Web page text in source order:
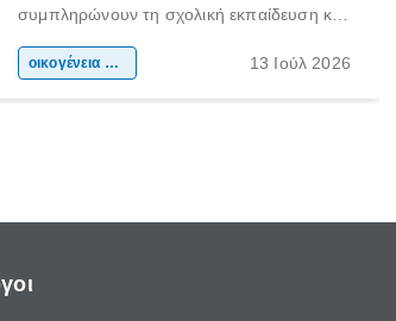
συμπληρώνουν τη σχολική εκπαίδευση και
της προσωπικότητας, της κοινωνικότητας
οικογένεια & παιδί 13 Ιούλ 2026